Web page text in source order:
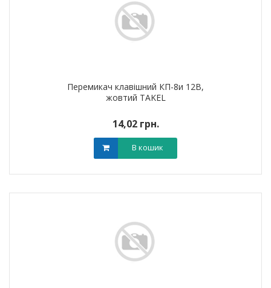
Перемикач клавішний КП-8и 12В,
жовтий TAKEL
14,02 грн.
В кошик